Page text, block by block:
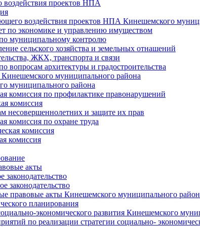
проектов НПА
воздействия проектов НПА Кинешемского
по экономике и управлению имуществом
муниципальному контролю
сельского хозяйства и земельных отнашений
ЖКХ, транспорта и связи
вопросам архитектуры и градостроительства
муниципального района
муниципального района
комиссия по профилактике правонарушений
комиссия
несовершеннолетних и защите их прав
комиссия по охране труда
комиссия
комиссия
акты
законодательство
законодательство
правовые акты Кинешемского муниципального
планирования
экономического развития Кинешемского
по реализации стратегии социально-